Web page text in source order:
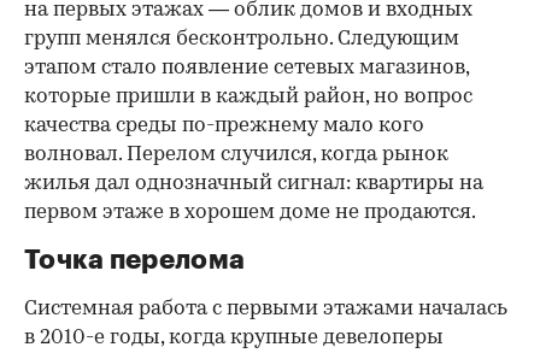
на первых этажах — облик домов и входных
групп менялся бесконтрольно. Следующим
этапом стало появление сетевых магазинов,
которые пришли в каждый район, но вопрос
качества среды по-прежнему мало кого
волновал. Перелом случился, когда рынок
жилья дал однозначный сигнал: квартиры на
первом этаже в хорошем доме не продаются.
Точка перелома
Системная работа с первыми этажами началась
в 2010-е годы, когда крупные девелоперы